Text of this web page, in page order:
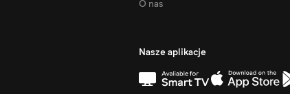
O nas
Nasze aplikacje